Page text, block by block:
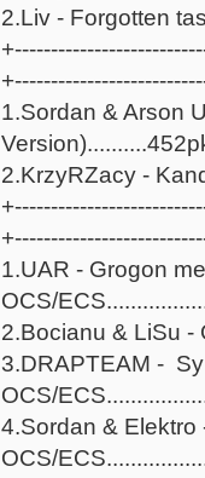
2.Liv - Forgotten
1.Sordan & Arson
2.KrzyRZacy -
1.UAR - Grogon
OCS/
2.Bocianu & LiSu -
3.DRAPTEAM -
OCS/
4.Sordan & Elektro
OCS/